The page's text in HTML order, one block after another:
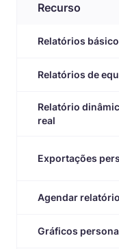
Recurso
Relatórios
Relatórios de
Relatório
real
Exportações
Agendar
Gráficos